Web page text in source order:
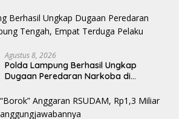
Agustus 8, 2026
Polda Lampung Berhasil Ungkap
Dugaan Peredaran Narkoba di
Pelaku Diamankan